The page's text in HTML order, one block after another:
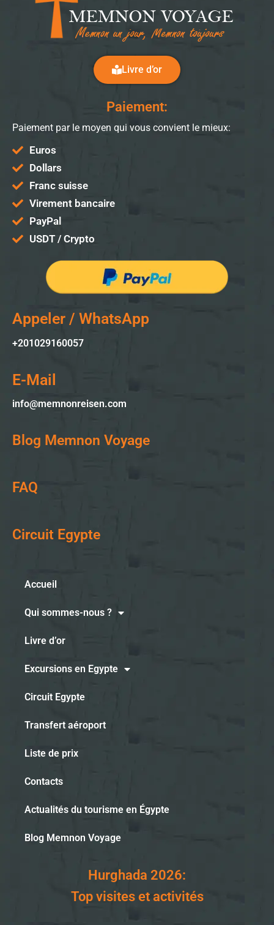
Livre d’or
Paiement:
Paiement par le moyen qui vous convient le mieux:
Euros
Dollars
Franc suisse
Virement bancaire
PayPal
USDT / Crypto
Appeler / WhatsApp
+201029160057
E-Mail
info@memnonreisen.com
Blog Memnon Voyage
FAQ
Circuit Egypte
Accueil
Qui sommes-nous ?
Livre d’or
Excursions en Egypte
Circuit Egypte
Transfert aéroport
Liste de prix
Contacts
Actualités du tourisme en Égypte
Blog Memnon Voyage
Hurghada 2026:
Top visites et activités